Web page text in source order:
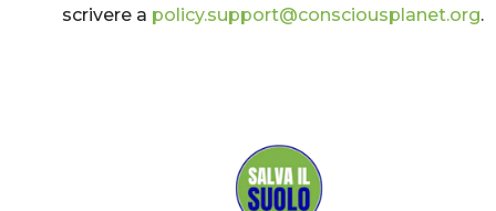
scrivere a policy.support@consciousplanet.org.